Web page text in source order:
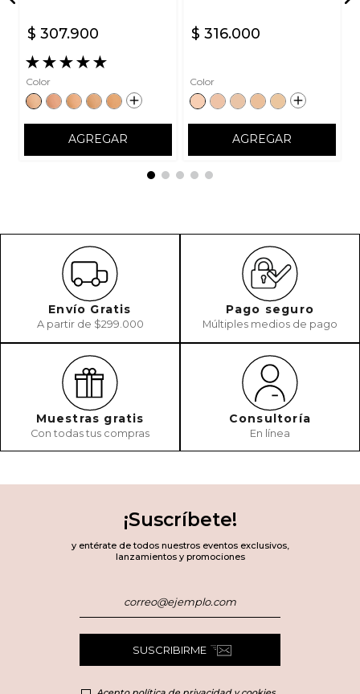
$ 307.900
★★★★★
Color
AGREGAR
$ 316.000
Color
AGREGAR
Envío Gratis
A partir de $299.000
Pago seguro
Múltiples medios de pago
Muestras gratis
Con todas tus compras
Consultoría
En línea
¡Suscríbete!
y entérate de todos nuestros eventos exclusivos,
lanzamientos y promociones
SUSCRIBIRME